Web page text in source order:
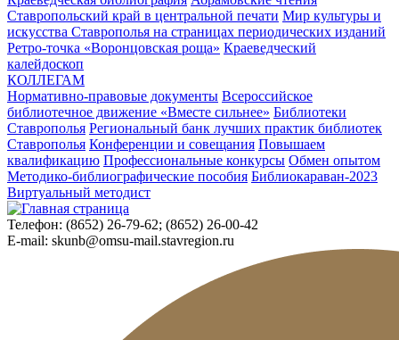
Ставропольский край в центральной печати Мир культуры и
искусства Ставрополья на страницах периодических изданий
Ретро-точка «Воронцовская роща» Краеведческий
калейдоскоп
КОЛЛЕГАМ
Нормативно-правовые документы Всероссийское
библиотечное движение «Вместе сильнее» Библиотеки
Ставрополья Региональный банк лучших практик библиотек
Ставрополья Конференции и совещания Повышаем
квалификацию Профессиональные конкурсы Обмен опытом
Методико-библиографические пособия Библиокараван-2023
Виртуальный методист
Телефон: (8652) 26-79-62; (8652) 26-00-42
E-mail: skunb@omsu-mail.stavregion.ru